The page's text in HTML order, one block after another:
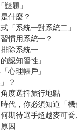
謎題」
什麼？
「系統一對系統二」
慣用系統一？
除系統一
認知習性」
心理帳戶」
？
度選擇旅行地點
代，你必須知道「機
期待選手超越麥可喬
因